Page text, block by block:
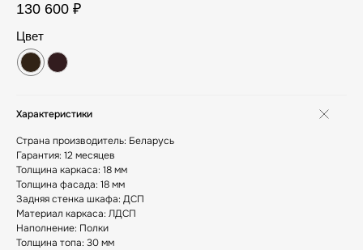
130 600 ₽
Цвет
Характеристики
Страна производитель: Беларусь
Гарантия: 12 месяцев
Толщина каркаса: 18 мм
Толщина фасада: 18 мм
Задняя стенка шкафа: ДСП
Материал каркаса: ЛДСП
Наполнение: Полки
Толщина топа: 30 мм